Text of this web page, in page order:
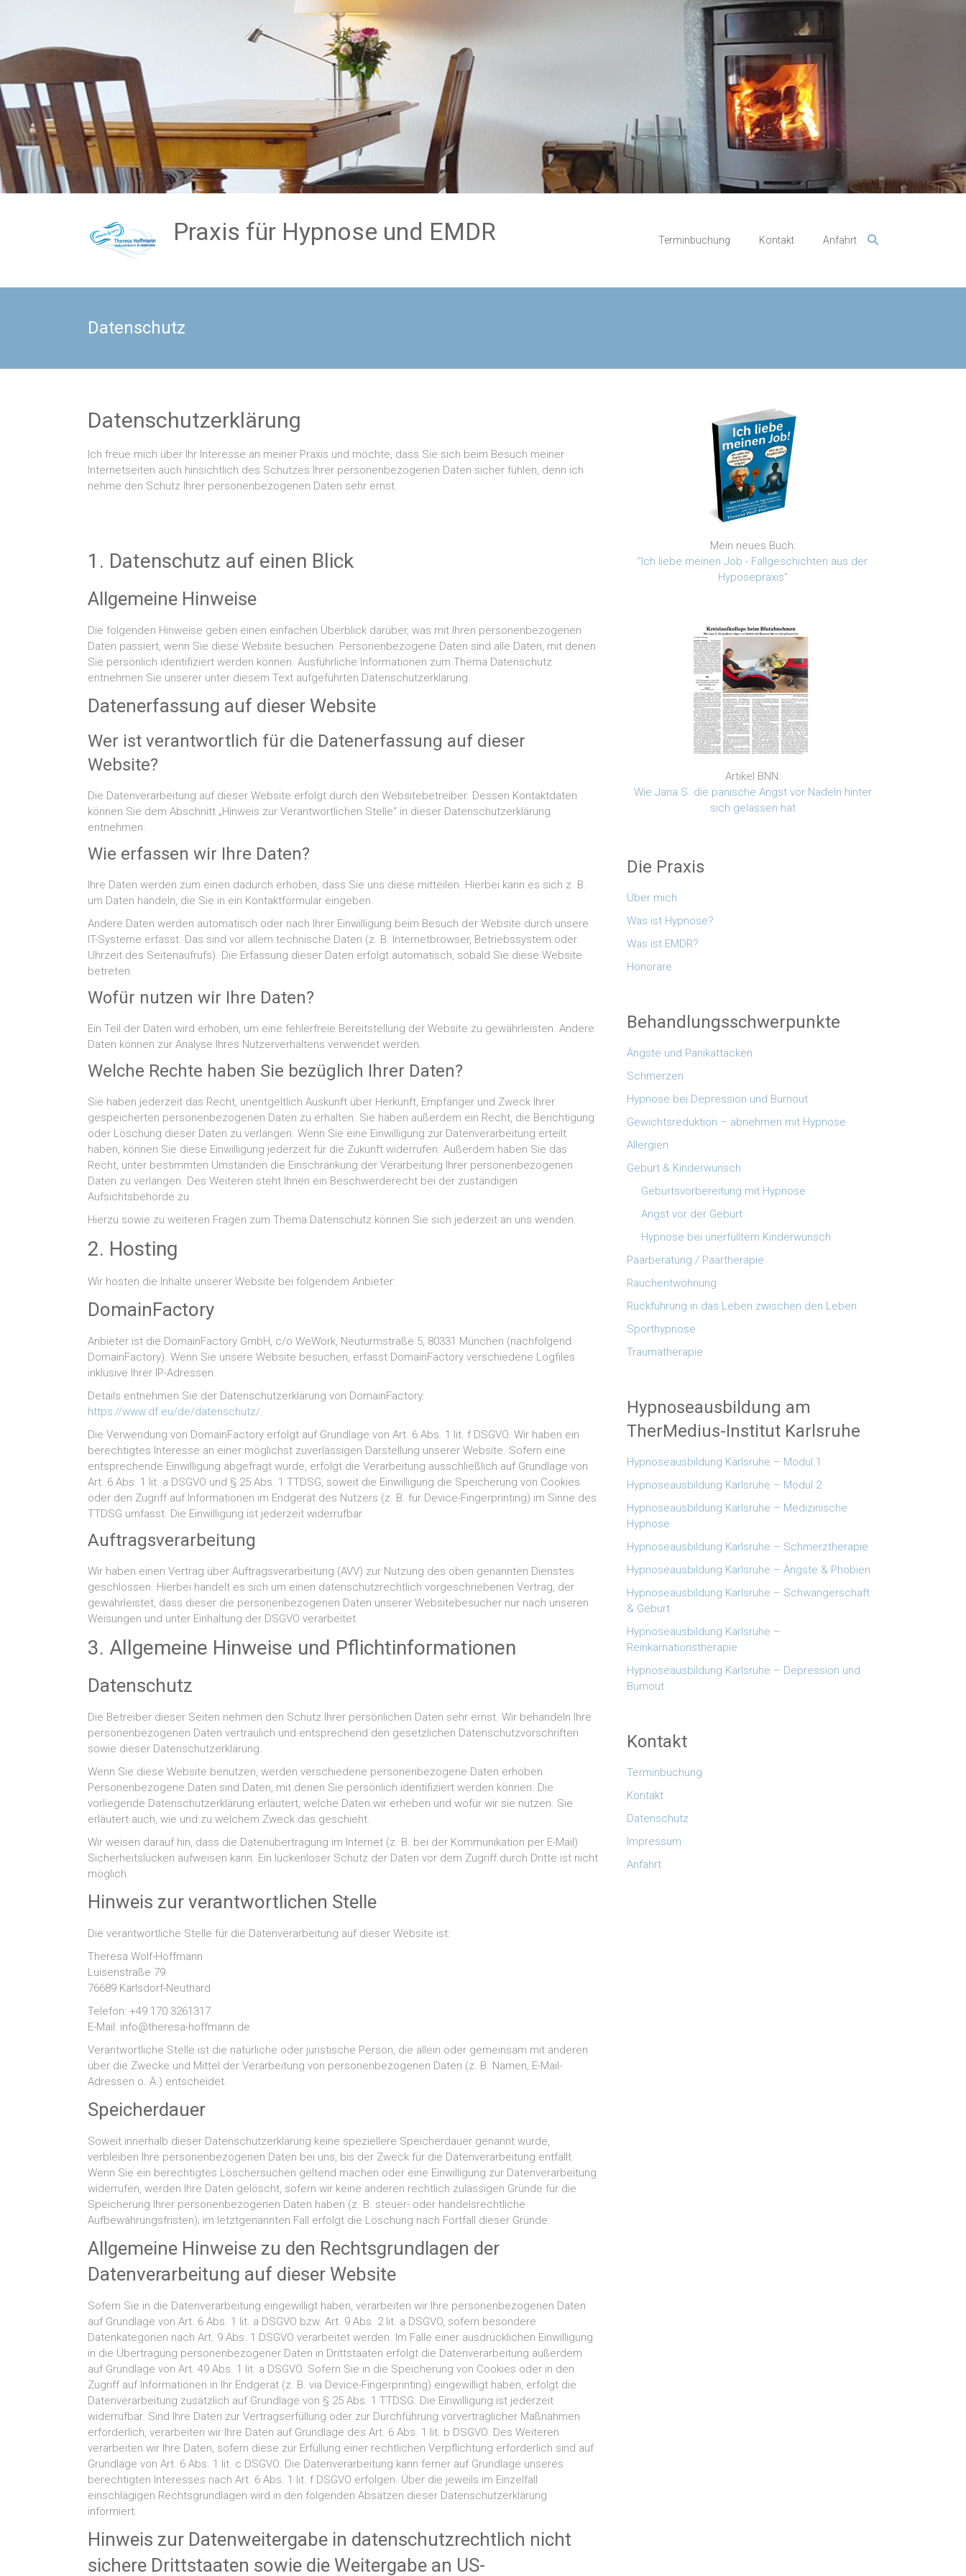
Praxis für Hypnose und EMDR Terminbuchung Kontakt Anfahrt
Datenschutz
Datenschutzerklärung
Ich freue mich über Ihr Interesse an meiner Praxis und möchte, dass Sie sich beim Besuch meiner
Internetseiten auch hinsichtlich des Schutzes Ihrer personenbezogenen Daten sicher fühlen, denn ich
nehme den Schutz Ihrer personenbezogenen Daten sehr ernst.
1. Datenschutz auf einen Blick
Allgemeine Hinweise
Die folgenden Hinweise geben einen einfachen Überblick darüber, was mit Ihren personenbezogenen
Daten passiert, wenn Sie diese Website besuchen. Personenbezogene Daten sind alle Daten, mit denen
Sie persönlich identifiziert werden können. Ausführliche Informationen zum Thema Datenschutz
entnehmen Sie unserer unter diesem Text aufgeführten Datenschutzerklärung.
Datenerfassung auf dieser Website
Wer ist verantwortlich für die Datenerfassung auf dieser
Website?
Die Datenverarbeitung auf dieser Website erfolgt durch den Websitebetreiber. Dessen Kontaktdaten
können Sie dem Abschnitt „Hinweis zur Verantwortlichen Stelle“ in dieser Datenschutzerklärung
entnehmen.
Wie erfassen wir Ihre Daten?
Ihre Daten werden zum einen dadurch erhoben, dass Sie uns diese mitteilen. Hierbei kann es sich z. B.
um Daten handeln, die Sie in ein Kontaktformular eingeben.
Andere Daten werden automatisch oder nach Ihrer Einwilligung beim Besuch der Website durch unsere
IT-Systeme erfasst. Das sind vor allem technische Daten (z. B. Internetbrowser, Betriebssystem oder
Uhrzeit des Seitenaufrufs). Die Erfassung dieser Daten erfolgt automatisch, sobald Sie diese Website
betreten.
Wofür nutzen wir Ihre Daten?
Ein Teil der Daten wird erhoben, um eine fehlerfreie Bereitstellung der Website zu gewährleisten. Andere
Daten können zur Analyse Ihres Nutzerverhaltens verwendet werden.
Welche Rechte haben Sie bezüglich Ihrer Daten?
Sie haben jederzeit das Recht, unentgeltlich Auskunft über Herkunft, Empfänger und Zweck Ihrer
gespeicherten personenbezogenen Daten zu erhalten. Sie haben außerdem ein Recht, die Berichtigung
oder Löschung dieser Daten zu verlangen. Wenn Sie eine Einwilligung zur Datenverarbeitung erteilt
haben, können Sie diese Einwilligung jederzeit für die Zukunft widerrufen. Außerdem haben Sie das
Recht, unter bestimmten Umständen die Einschränkung der Verarbeitung Ihrer personenbezogenen
Daten zu verlangen. Des Weiteren steht Ihnen ein Beschwerderecht bei der zuständigen
Aufsichtsbehörde zu.
Hierzu sowie zu weiteren Fragen zum Thema Datenschutz können Sie sich jederzeit an uns wenden.
2. Hosting
Wir hosten die Inhalte unserer Website bei folgendem Anbieter:
DomainFactory
Anbieter ist die DomainFactory GmbH, c/o WeWork, Neuturmstraße 5, 80331 München (nachfolgend
DomainFactory). Wenn Sie unsere Website besuchen, erfasst DomainFactory verschiedene Logfiles
inklusive Ihrer IP-Adressen.
Details entnehmen Sie der Datenschutzerklärung von DomainFactory:
https://www.df.eu/de/datenschutz/.
Die Verwendung von DomainFactory erfolgt auf Grundlage von Art. 6 Abs. 1 lit. f DSGVO. Wir haben ein
berechtigtes Interesse an einer möglichst zuverlässigen Darstellung unserer Website. Sofern eine
entsprechende Einwilligung abgefragt wurde, erfolgt die Verarbeitung ausschließlich auf Grundlage von
Art. 6 Abs. 1 lit. a DSGVO und § 25 Abs. 1 TTDSG, soweit die Einwilligung die Speicherung von Cookies
oder den Zugriff auf Informationen im Endgerät des Nutzers (z. B. für Device-Fingerprinting) im Sinne des
TTDSG umfasst. Die Einwilligung ist jederzeit widerrufbar.
Auftragsverarbeitung
Wir haben einen Vertrag über Auftragsverarbeitung (AVV) zur Nutzung des oben genannten Dienstes
geschlossen. Hierbei handelt es sich um einen datenschutzrechtlich vorgeschriebenen Vertrag, der
gewährleistet, dass dieser die personenbezogenen Daten unserer Websitebesucher nur nach unseren
Weisungen und unter Einhaltung der DSGVO verarbeitet.
3. Allgemeine Hinweise und Pflicht­informationen
Datenschutz
Die Betreiber dieser Seiten nehmen den Schutz Ihrer persönlichen Daten sehr ernst. Wir behandeln Ihre
personenbezogenen Daten vertraulich und entsprechend den gesetzlichen Datenschutzvorschriften
sowie dieser Datenschutzerklärung.
Wenn Sie diese Website benutzen, werden verschiedene personenbezogene Daten erhoben.
Personenbezogene Daten sind Daten, mit denen Sie persönlich identifiziert werden können. Die
vorliegende Datenschutzerklärung erläutert, welche Daten wir erheben und wofür wir sie nutzen. Sie
erläutert auch, wie und zu welchem Zweck das geschieht.
Wir weisen darauf hin, dass die Datenübertragung im Internet (z. B. bei der Kommunikation per E-Mail)
Sicherheitslücken aufweisen kann. Ein lückenloser Schutz der Daten vor dem Zugriff durch Dritte ist nicht
möglich.
Hinweis zur verantwortlichen Stelle
Die verantwortliche Stelle für die Datenverarbeitung auf dieser Website ist:
Theresa Wolf-Hoffmann
Luisenstraße 79
76689 Karlsdorf-Neuthard
Telefon: +49 170 3261317
E-Mail: info@theresa-hoffmann.de
Verantwortliche Stelle ist die natürliche oder juristische Person, die allein oder gemeinsam mit anderen
über die Zwecke und Mittel der Verarbeitung von personenbezogenen Daten (z. B. Namen, E-Mail-
Adressen o. Ä.) entscheidet.
Speicherdauer
Soweit innerhalb dieser Datenschutzerklärung keine speziellere Speicherdauer genannt wurde,
verbleiben Ihre personenbezogenen Daten bei uns, bis der Zweck für die Datenverarbeitung entfällt.
Wenn Sie ein berechtigtes Löschersuchen geltend machen oder eine Einwilligung zur Datenverarbeitung
widerrufen, werden Ihre Daten gelöscht, sofern wir keine anderen rechtlich zulässigen Gründe für die
Speicherung Ihrer personenbezogenen Daten haben (z. B. steuer- oder handelsrechtliche
Aufbewahrungsfristen); im letztgenannten Fall erfolgt die Löschung nach Fortfall dieser Gründe.
Allgemeine Hinweise zu den Rechtsgrundlagen der
Datenverarbeitung auf dieser Website
Sofern Sie in die Datenverarbeitung eingewilligt haben, verarbeiten wir Ihre personenbezogenen Daten
auf Grundlage von Art. 6 Abs. 1 lit. a DSGVO bzw. Art. 9 Abs. 2 lit. a DSGVO, sofern besondere
Datenkategorien nach Art. 9 Abs. 1 DSGVO verarbeitet werden. Im Falle einer ausdrücklichen Einwilligung
in die Übertragung personenbezogener Daten in Drittstaaten erfolgt die Datenverarbeitung außerdem
auf Grundlage von Art. 49 Abs. 1 lit. a DSGVO. Sofern Sie in die Speicherung von Cookies oder in den
Zugriff auf Informationen in Ihr Endgerät (z. B. via Device-Fingerprinting) eingewilligt haben, erfolgt die
Datenverarbeitung zusätzlich auf Grundlage von § 25 Abs. 1 TTDSG. Die Einwilligung ist jederzeit
widerrufbar. Sind Ihre Daten zur Vertragserfüllung oder zur Durchführung vorvertraglicher Maßnahmen
erforderlich, verarbeiten wir Ihre Daten auf Grundlage des Art. 6 Abs. 1 lit. b DSGVO. Des Weiteren
verarbeiten wir Ihre Daten, sofern diese zur Erfüllung einer rechtlichen Verpflichtung erforderlich sind auf
Grundlage von Art. 6 Abs. 1 lit. c DSGVO. Die Datenverarbeitung kann ferner auf Grundlage unseres
berechtigten Interesses nach Art. 6 Abs. 1 lit. f DSGVO erfolgen. Über die jeweils im Einzelfall
einschlägigen Rechtsgrundlagen wird in den folgenden Absätzen dieser Datenschutzerklärung
informiert.
Hinweis zur Datenweitergabe in datenschutzrechtlich nicht
sichere Drittstaaten sowie die Weitergabe an US-
Mein neues Buch:
"Ich liebe meinen Job - Fallgeschichten aus der
Hyposepraxis"
Artikel BNN:
Wie Jana S. die panische Angst vor Nadeln hinter
sich gelassen hat
Die Praxis
Über mich
Was ist Hypnose?
Was ist EMDR?
Honorare
Behandlungsschwerpunkte
Ängste und Panikattacken
Schmerzen
Hypnose bei Depression und Burnout
Gewichtsreduktion – abnehmen mit Hypnose
Allergien
Geburt & Kinderwunsch
Geburtsvorbereitung mit Hypnose
Angst vor der Geburt
Hypnose bei unerfülltem Kinderwunsch
Paarberatung / Paartherapie
Rauchentwöhnung
Rückführung in das Leben zwischen den Leben
Sporthypnose
Traumatherapie
Hypnoseausbildung am
TherMedius-Institut Karlsruhe
Hypnoseausbildung Karlsruhe – Modul 1
Hypnoseausbildung Karlsruhe – Modul 2
Hypnoseausbildung Karlsruhe – Medizinische
Hypnose
Hypnoseausbildung Karlsruhe – Schmerztherapie
Hypnoseausbildung Karlsruhe – Ängste & Phobien
Hypnoseausbildung Karlsruhe – Schwangerschaft
& Geburt
Hypnoseausbildung Karlsruhe –
Reinkarnationstherapie
Hypnoseausbildung Karlsruhe – Depression und
Burnout
Kontakt
Terminbuchung
Kontakt
Datenschutz
Impressum
Anfahrt